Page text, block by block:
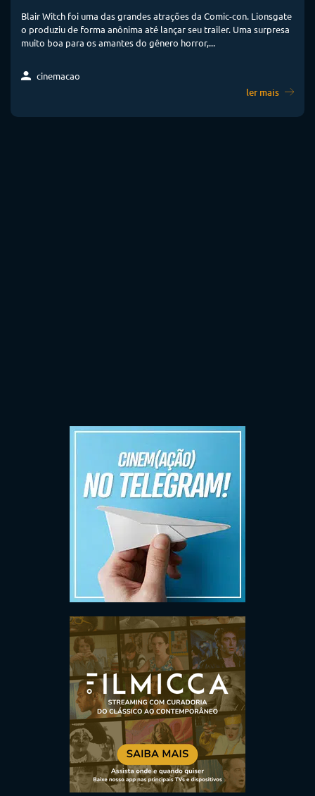
Blair Witch foi uma das grandes atrações da Comic-con. Lionsgate
o produziu de forma anônima até lançar seu trailer. Uma surpresa
muito boa para os amantes do gênero horror,...
cinemacao
ler mais